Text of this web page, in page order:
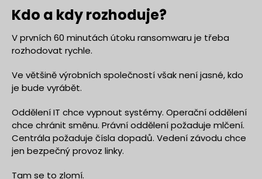
Kdo a kdy rozhoduje?
V prvních 60 minutách útoku ransomwaru je třeba
rozhodovat rychle.
Ve většině výrobních společností však není jasné, kdo
je bude vyrábět.
Oddělení IT chce vypnout systémy. Operační oddělení
chce chránit směnu. Právní oddělení požaduje mlčení.
Centrála požaduje čísla dopadů. Vedení závodu chce
jen bezpečný provoz linky.
Tam se to zlomí.